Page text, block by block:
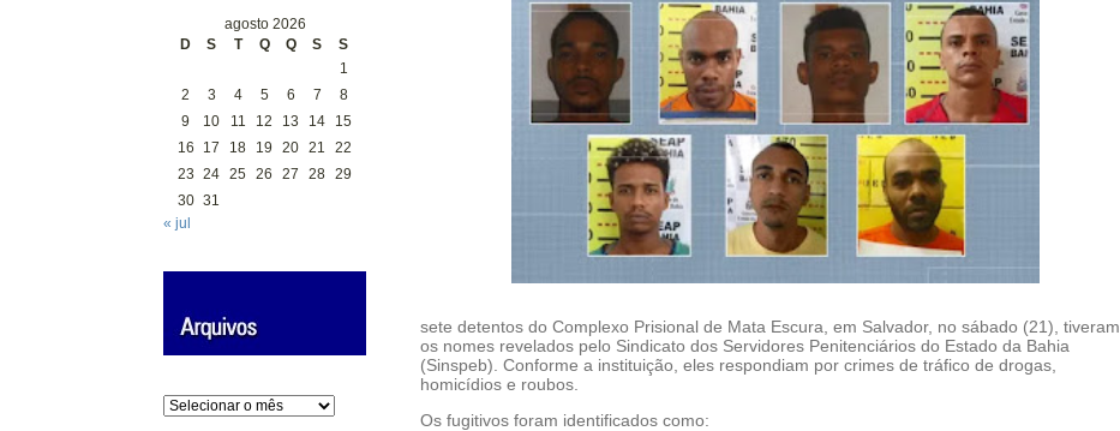
agosto 2026
D
S T Q Q S
S
1
2
3 4 5 6 7
8
9
10 11 12 13 14
15
16
17 18 19 20 21
22
23 24 25 26 27 28 29
30 31
« jul
Arquivos
sete detentos do Complexo Prisional de Mata Escura, em Salvador, no sábado (21), tiveram
os nomes revelados pelo Sindicato dos Servidores Penitenciários do Estado da Bahia
(Sinspeb). Conforme a instituição, eles respondiam por crimes de tráfico de drogas,
homicídios e roubos.
Os fugitivos foram identificados como: